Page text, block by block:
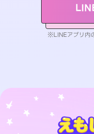
※LINEアプリ内